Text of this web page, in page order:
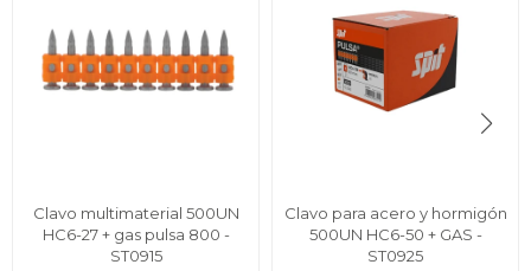
Clavo multimaterial 500UN
HC6-27 + gas pulsa 800 -
ST0915
Clavo para acero y hormigón
500UN HC6-50 + GAS -
ST0925